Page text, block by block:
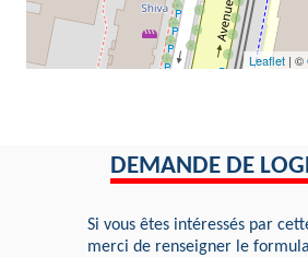
Leaflet | ©
DEMANDE DE
Si vous êtes intéressés par
merci de renseigner le